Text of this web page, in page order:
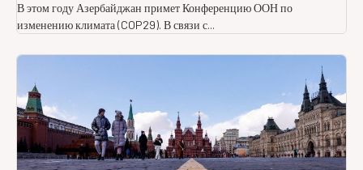
В этом году Азербайджан примет Конференцию ООН по
изменению климата (COP29). В связи с...